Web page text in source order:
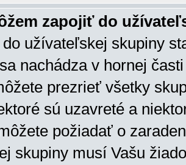
zapojiť do
užívateľskej skupiny
nachádza v hornej
prezrieť všetky
sú uzavreté a
požiadať o
skupiny musí Vašu